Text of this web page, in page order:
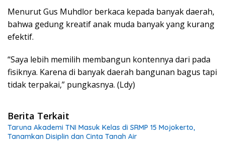
Menurut Gus Muhdlor berkaca kepada banyak daerah,
bahwa gedung kreatif anak muda banyak yang kurang
efektif.
“Saya lebih memilih membangun kontennya dari pada
fisiknya. Karena di banyak daerah bangunan bagus tapi
tidak terpakai,” pungkasnya. (Ldy)
Berita Terkait
Taruna Akademi TNI Masuk Kelas di SRMP 15 Mojokerto,
Tanamkan Disiplin dan Cinta Tanah Air